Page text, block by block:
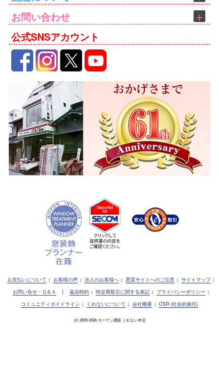
お問い合わせ
公式SNSアカウント
お支払いについて | お客様の声 | 法人のお客様へ | 悪質サイトへのご注意 | サイトマップ |
お問い合せ・Ｑ＆Ａ | 返品特約 | 特定商取引に関する表記 | プライバシーポリシー |
コミュニティガイドライン | くれないについて | 会社概要 | CSR (社会的責任)
(c) 2005-2026 カーテン通販 くれない本店